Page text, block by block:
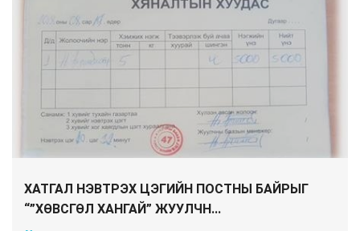
ХАТГАЛ НЭВТРЭХ ЦЭГИЙН ПОСТНЫ БАЙРЫГ
“”ХӨВСГӨЛ ХАНГАЙ” ЖУУЛЧН...